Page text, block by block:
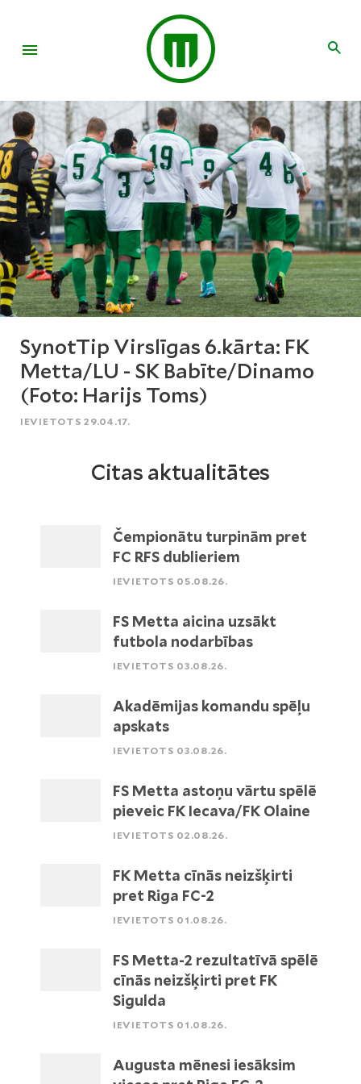
SynotTip Virslīgas 6.kārta: FK
Metta/LU - SK Babīte/Dinamo
(Foto: Harijs Toms)
IEVIETOTS 29.04.17.
Citas aktualitātes
Čempionātu turpinām pret
FC RFS dublieriem
IEVIETOTS 05.08.26.
FS Metta aicina uzsākt
futbola nodarbības
IEVIETOTS 03.08.26.
Akadēmijas komandu spēļu
apskats
IEVIETOTS 03.08.26.
FS Metta astoņu vārtu spēlē
pieveic FK Iecava/FK Olaine
IEVIETOTS 02.08.26.
FK Metta cīnās neizšķirti
pret Riga FC-2
IEVIETOTS 01.08.26.
FS Metta-2 rezultatīvā spēlē
cīnās neizšķirti pret FK
Sigulda
IEVIETOTS 01.08.26.
Augusta mēnesi iesāksim